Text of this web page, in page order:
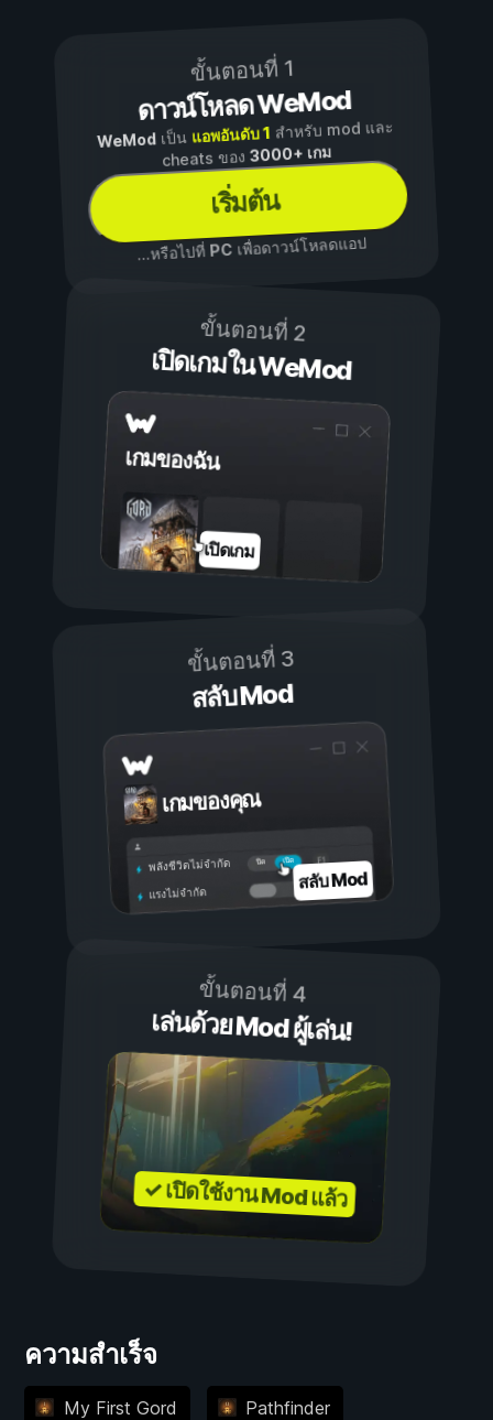
ขั้นตอนที่ 1
ดาวน์โหลด WeMod
WeModเป็น แอพอันดับ 1 สำหรับ mod และ
cheats ของ3000+ เกม
เริ่มต้น
...หรือไปที่ PCเพื่อดาวน์โหลดแอป
ขั้นตอนที่ 2
เปิดเกมใน WeMod
เกมของฉัน
เปิดเกม
ขั้นตอนที่ 3
สลับ Mod
เกมของคุณ
เปิด
ปิด
พลังชีวิตไม่จำกัด
แรงไม่จำกัด สลับ Mod
ขั้นตอนที่ 4
เล่นด้วย Mod ผู้เล่น!
✓ เปิดใช้งาน Mod แล้ว
ความสำเร็จ
My First Gord Pathfinder